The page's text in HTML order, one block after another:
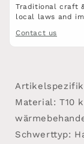
Traditional craft
local laws and
Contact us
Material: T10
Schwerttyp: